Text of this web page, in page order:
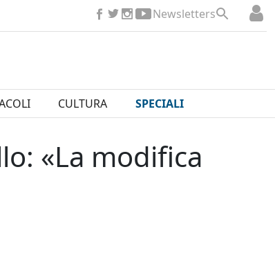
Newsletters
CULTURA SPECIALI
«La modifica